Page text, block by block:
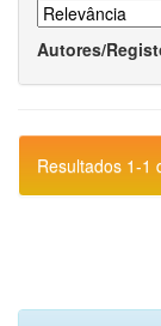
Autores/
Resultados 1-1